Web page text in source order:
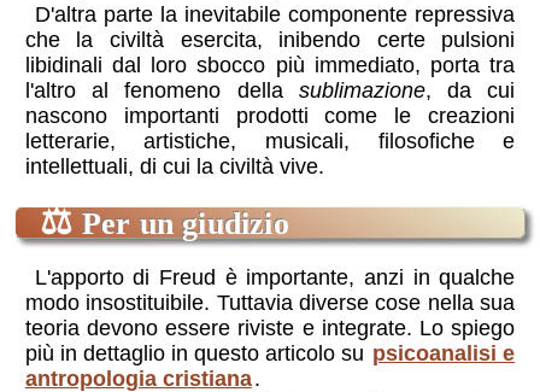
D'altra parte la inevitabile componente repressiva
che la civiltà esercita, inibendo certe pulsioni
libidinali dal loro sbocco più immediato, porta tra
l'altro al fenomeno della sublimazione, da cui
nascono importanti prodotti come le creazioni
letterarie, artistiche, musicali, filosofiche e
intellettuali, di cui la civiltà vive.
⚖ Per un giudizio
L'apporto di Freud è importante, anzi in qualche
modo insostituibile. Tuttavia diverse cose nella sua
teoria devono essere riviste e integrate. Lo spiego
più in dettaglio in questo articolo su psicoanalisi e
antropologia cristiana.